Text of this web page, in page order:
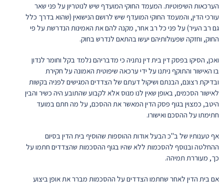
הערכאות השיפוטיות. המעמד החוקי המועדף שיש לנוטריון על פני שאר
עורכי הדין, והמעמד החוקי המועדף שיש לרושם הנישואין (שהוא בדרך כלל
גם רב העיר) על פני כל רב אחר, מקנה להם את האמינות הנדרשת על פי
החוק, וחזקה שפעולותיהם יעשו בהתאם לנדרש בחוק.
ואכן, הסיקו בפסק דין בית דין נתניה כי מדבריהם נלמד בקל וחומר לנדון
בו האישור והתוקף ניתנו על ידי ערכאה שיפוטית האמונה על חקירת
ובדיקת רצונם, הבנתם ושיקול דעתם של הצדדים המגישים לפניה בקשות
לאישור הסכמים, באופן שאין לנו מנוס אלא לקבוע שהתובע היה כשיר והבין
היטב, כמצוין בגוף פסק הדין המאשר את ההסכם, על מה חתם במועד
חתימתו על ההסכם ואישורו.
אף טענותיו של ב"כ הבעל אודות ההוספות שהוסיף בית הדין בסיום
ההחלטה ובנוסף להסכמות ללא שהיו בגוף ההסכמות שהצדדים חתמו על
כך, מעוררת תמיהה.
אם בית הדין לאחר שחתמו הצדדים על ההסכמות מברר את אופן ביצוע